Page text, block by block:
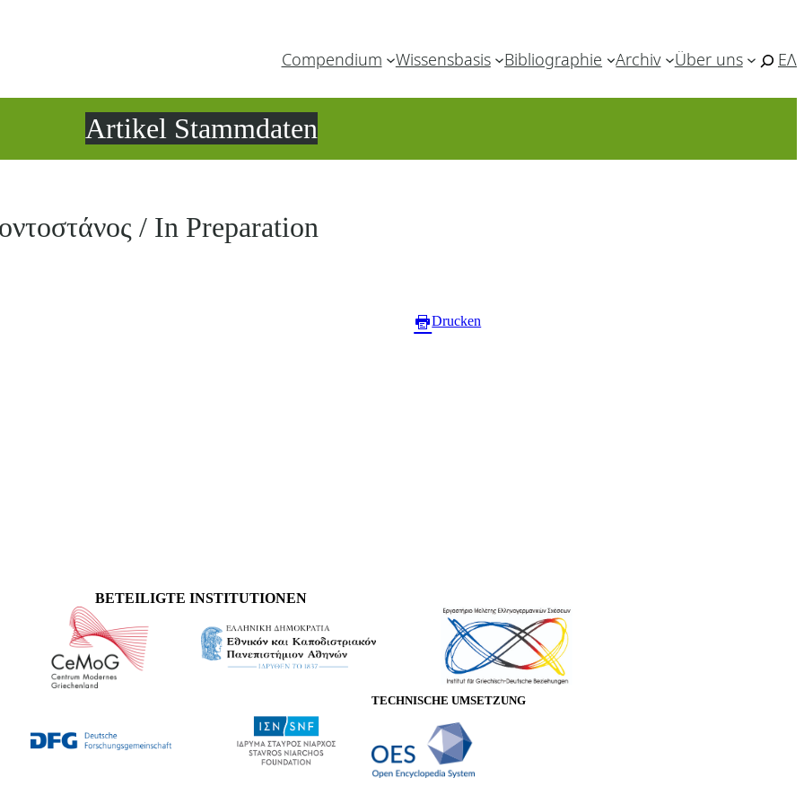
Compendium Wissensbasis Bibliographie Archiv Über uns ΕΛ
Artikel Stammdaten
/ In Preparation
Drucken
BETEILIGTE INSTITUTIONEN
TECHNISCHE UMSETZUNG